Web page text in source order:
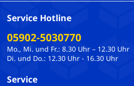
Service Hotline
05902-5030770
Mo., Mi. und Fr.: 8.30 Uhr – 12.30 Uhr
Di. und Do.: 12.30 Uhr - 16.30 Uhr
Service